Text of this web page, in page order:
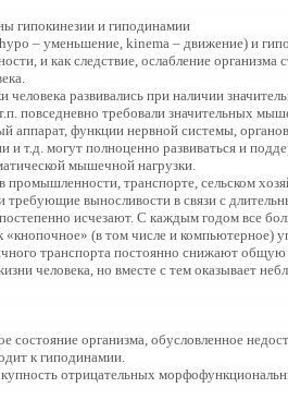
гипокинезии и гиподинамии
– уменьшение, kinema – движение) и
и как следствие, ослабление
человека развивались при наличии
повседневно требовали значительных
аппарат, функции нервной системы,
и т.д. могут полноценно развиваться и
мышечной нагрузки.
промышленности, транспорте, сельском
требующие выносливости в связи с
исчезают. С каждым годом все
«кнопочное» (в том числе и компьютерное)
транспорта постоянно снижают
человека, но вместе с тем оказывает
состояние организма, обусловленное
к гиподинамии.
отрицательных